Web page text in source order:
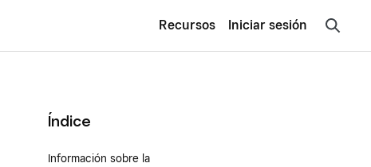
Recursos Iniciar sesión
Índice
Información sobre la